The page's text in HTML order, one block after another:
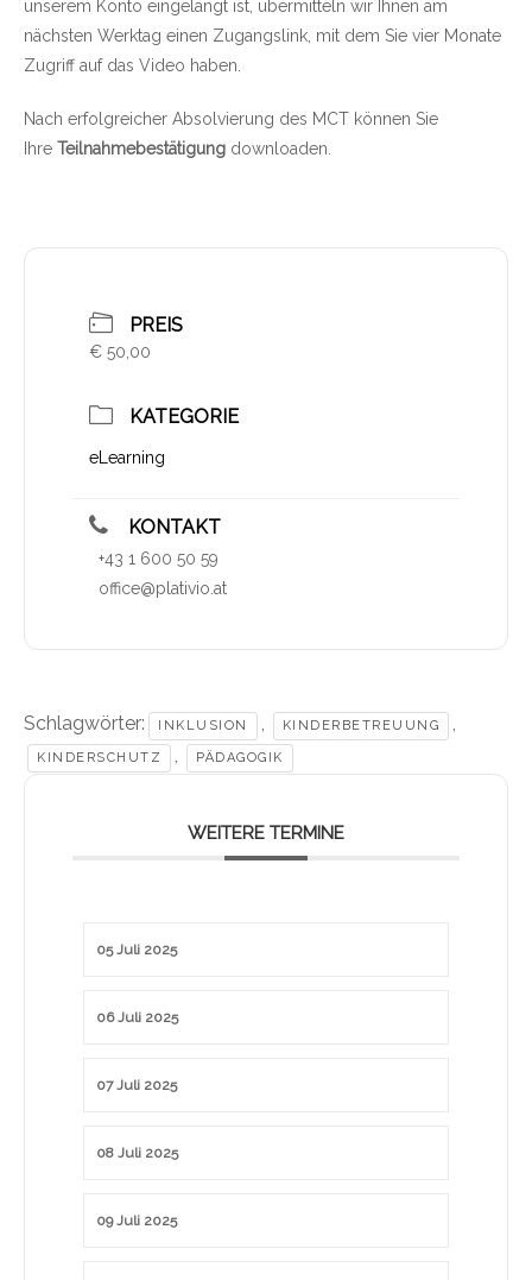
unserem Konto eingelangt ist, übermitteln wir Ihnen am
nächsten Werktag einen Zugangslink, mit dem Sie vier Monate
Zugriff auf das Video haben.
Nach erfolgreicher Absolvierung des MCT können Sie
Ihre Teilnahmebestätigung downloaden.
PREIS
€ 50,00
KATEGORIE
eLearning
KONTAKT
+43 1 600 50 59
office@plativio.at
Schlagwörter: INKLUSION , KINDERBETREUUNG ,
KINDERSCHUTZ , PÄDAGOGIK
WEITERE TERMINE
05 Juli 2025
06 Juli 2025
07 Juli 2025
08 Juli 2025
09 Juli 2025